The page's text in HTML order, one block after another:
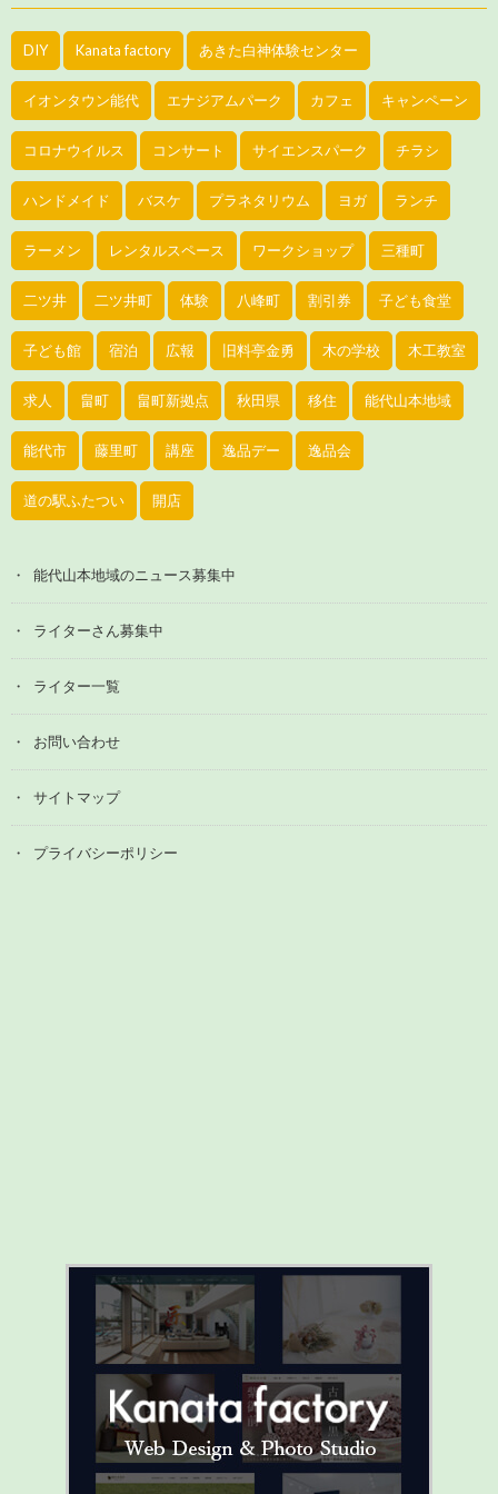
DIY Kanata factory あきた白神体験センター
イオンタウン能代 エナジアムパーク カフェ キャンペーン
コロナウイルス コンサート サイエンスパーク チラシ
ハンドメイド バスケ プラネタリウム ヨガ ランチ
ラーメン レンタルスペース ワークショップ 三種町
二ツ井 二ツ井町 体験 八峰町 割引券 子ども食堂
子ども館 宿泊 広報 旧料亭金勇 木の学校 木工教室
求人 畠町 畠町新拠点 秋田県 移住 能代山本地域
能代市 藤里町 講座 逸品デー 逸品会
道の駅ふたつい 開店
能代山本地域のニュース募集中
ライターさん募集中
ライター一覧
お問い合わせ
サイトマップ
プライバシーポリシー